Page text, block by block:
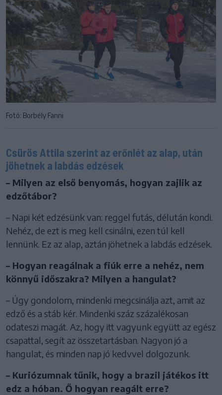
Fotó: Borbély Fanni
Csürös Attila szerint az erőnlét az alap, után
jöhetnek a labdás edzések
– Milyen az első benyomás, hogyan zajlik az
edzőtábor?
– Napi két edzésünk van: reggel futás, délután kondi.
Nehéz, de ezt is meg kell csinálni, ezen túl kell
lennünk. Ez az alap, aztán jöhetnek a labdás edzések.
– Hogyan reagálnak a fiúk erre a nehéz, nem
könnyű időszakra? Milyen a hangulat?
– Úgy gondolom, mindenki megcsinálja azt, amit az
edző és a stáb kér. Mindenki száz százalékosan
odateszi magát. Az, hogy itt vagyunk együtt az egész
csapattal, segít az összetartásban. Nagyon jó a
hangulat, és minden nap jó kedvvel dolgozunk.
– Kuriózumnak tűnik, hogy a brazil játékos itt
edz a hóban. Ő hogyan reagált erre?